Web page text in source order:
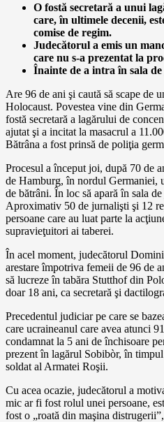
O fostă secretară a unui
care, în ultimele decenii,
comise de regim.
Judecătorul a emis un
care nu s-a prezentat la
Înainte de a intra în sala
Are 96 de ani şi caută să scape de
Holocaust. Povestea vine din
fostă secretară a lagărului de
ajutat şi a incitat la masacrul a
Bătrâna a fost prinsă de poliţia
Procesul a început joi, după 70 de
de Hamburg, în nordul Germaniei,
de bătrâni. În loc să apară în sala
Aproximativ 50 de jurnalişti şi 12
persoane care au luat parte la
supravieţuitori ai taberei.
În acel moment, judecătorul
arestare împotriva femeii de 96 de
să lucreze în tabăra Stutthof din
doar 18 ani, ca secretară şi
Precedentul judiciar pe care se
care ucraineanul care avea atunci
condamnat la 5 ani de închisoare
prezent în lagărul Sobibòr, în
soldat al Armatei Roşii.
Cu acea ocazie, judecătorul a
mic ar fi fost rolul unei persoane,
fost o „roată din maşina